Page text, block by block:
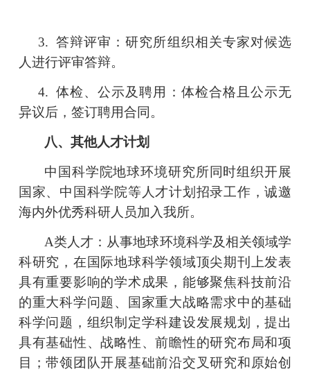
3. 答辩评审：研究所组织相关专家对候选
人进行评审答辩。
4. 体检、公示及聘用：体检合格且公示无
异议后，签订聘用合同。
八、 其他人才计划
中国科学院地球环境研究所同时组织开展
国家、中国科学院等人才计划招录工作，诚邀
海内外优秀科研人员加入我所。
A类人才： 从事地球环境科学及相关领域学
科研究 ， 在国际地球科学领域顶尖期刊
上发表
具有重要影响的学术成果 ， 能够聚焦科技前沿
的重大科学问题、国家重大战略需求中的基础
科学问题， 组织制定学科建设发展规划，提出
具有基础性、战略性、前瞻性的研究布局和项
目； 带领 团队开展基础前沿交叉研究和原始创